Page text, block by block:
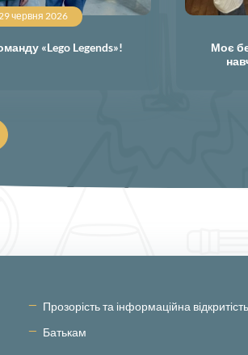
червня 2026
«Lego Legends»!
Моє
Прозорість та інформаційна відкритість
Батькам